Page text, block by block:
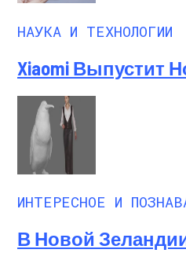
НАУКА И ТЕХНОЛОГИИ
Xiaomi Выпустит
ИНТЕРЕСНОЕ И
В Новой